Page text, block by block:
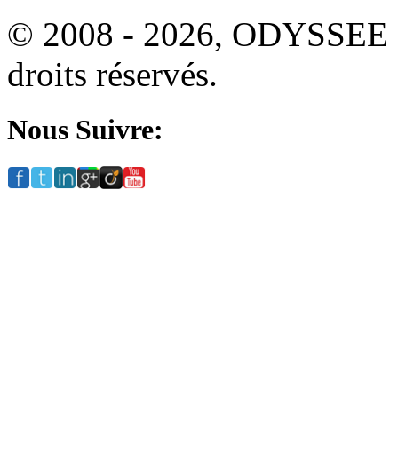
© 2008 - 2026,
droits réservés.
Nous Suivre: